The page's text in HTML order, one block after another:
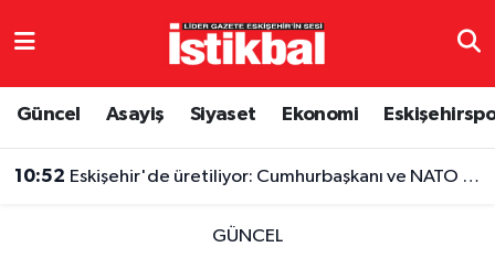
Güncel Asayiş Siyaset Ekonomi
10:52 Eskişehir'de üretiliyor: Cumhurbaşkanı ve NATO liderlerinin de tercihi oldu
GÜNCEL
Eskişehirspor
Eskişehir Nöbetçi Eczaneler